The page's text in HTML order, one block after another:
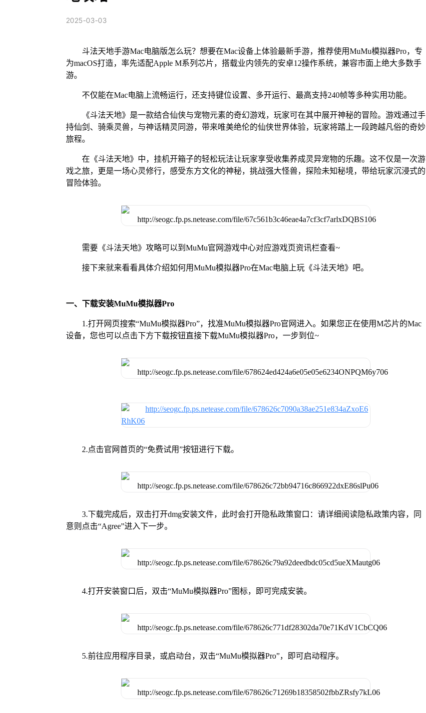
2025-03-03
斗法天地手游Mac电脑版怎么玩？想要在Mac设备上体验最新手游，推荐使用MuMu模拟器Pro，专
为macOS打造，率先适配Apple M系列芯片，搭载业内领先的安卓12操作系统，兼容市面上绝大多数手
游。
不仅能在Mac电脑上流畅运行，还支持键位设置、多开运行、最高支持240帧等多种实用功能。
《斗法天地》是一款结合仙侠与宠物元素的奇幻游戏，玩家可在其中展开神秘的冒险。游戏通过手
持仙剑、骑乘灵兽，与神话精灵同游，带来唯美绝伦的仙侠世界体验，玩家将踏上一段跨越凡俗的奇妙
旅程。
在《斗法天地》中，挂机开箱子的轻松玩法让玩家享受收集养成灵异宠物的乐趣。这不仅是一次游
戏之旅，更是一场心灵修行，感受东方文化的神秘，挑战强大怪兽，探险未知秘境，带给玩家沉浸式的
冒险体验。
需要《斗法天地》攻略可以到MuMu官网游戏中心对应游戏页资讯栏查看~
接下来就来看看具体介绍如何用MuMu模拟器Pro在Mac电脑上玩《斗法天地》吧。
一、下载安装MuMu模拟器Pro
1.打开网页搜索“MuMu模拟器Pro”，找准MuMu模拟器Pro官网进入。如果您正在使用M芯片的Mac
设备，您也可以点击下方下载按钮直接下载MuMu模拟器Pro，一步到位~
2.点击官网首页的“免费试用”按钮进行下载。
3.下载完成后，双击打开dmg安装文件，此时会打开隐私政策窗口：请详细阅读隐私政策内容，同
意则点击“Agree”进入下一步。
4.打开安装窗口后，双击“MuMu模拟器Pro”图标，即可完成安装。
5.前往应用程序目录，或启动台，双击“MuMu模拟器Pro”，即可启动程序。